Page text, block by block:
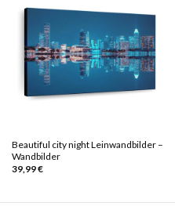
Beautiful city night Leinwandbilder –
Wandbilder
39,99€